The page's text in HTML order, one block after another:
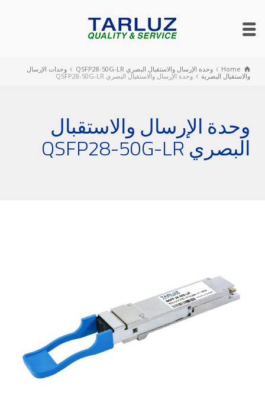
Home وحدة الإرسال والاستقبال البصري QSFP28-50G-LR
وحدات الإرسال
والاستقبال البصرية
وحدة الإرسال والاستقبال البصري QSFP28-50G-LR
وحدة الإرسال والاستقبال
البصري QSFP28-50G-LR